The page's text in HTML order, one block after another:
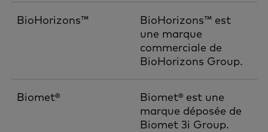
BioHorizons™
BioHorizons™ est
une marque
commerciale de
BioHorizons Group.
Biomet®
Biomet® est une
marque déposée de
Biomet 3i Group.